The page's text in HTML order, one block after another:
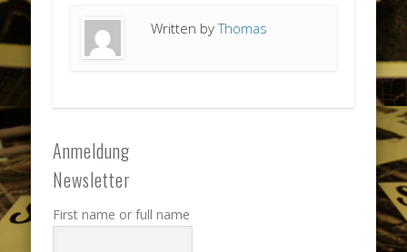
Written byThomas
Anmeldung
Newsletter
First name or full name